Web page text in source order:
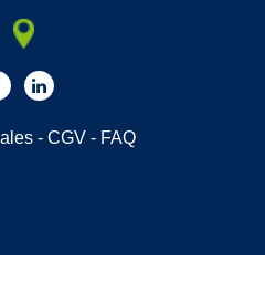
- CGV - FAQ